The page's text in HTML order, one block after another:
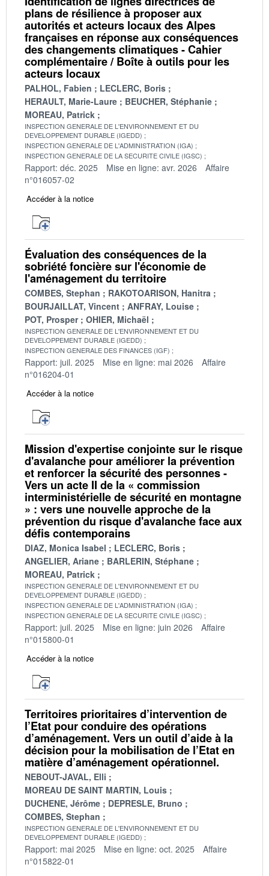
plans de résilience à proposer aux
autorités et acteurs locaux des Alpes
françaises en réponse aux conséquences
des changements climatiques - Cahier
complémentaire / Boîte à outils pour les
acteurs locaux
PALHOL, Fabien
LECLERC, Boris
HERAULT, Marie-Laure
BEUCHER, Stéphanie
MOREAU, Patrick
INSPECTION GENERALE DE L'ENVIRONNEMENT ET DU
DEVELOPPEMENT DURABLE (IGEDD)
INSPECTION GENERALE DE L'ADMINISTRATION (IGA)
INSPECTION GENERALE DE LA SECURITE CIVILE (IGSC)
Rapport: déc. 2025 Mise en ligne: avr. 2026
Affaire
n°016057-02
Accéder à la notice
Évaluation des conséquences de la
sobriété foncière sur l'économie de
l'aménagement du territoire
COMBES, Stephan
RAKOTOARISON, Hanitra
BOURJAILLAT, Vincent
ANFRAY, Louise
POT, Prosper
OHIER, Michaël
INSPECTION GENERALE DE L'ENVIRONNEMENT ET DU
DEVELOPPEMENT DURABLE (IGEDD)
INSPECTION GENERALE DES FINANCES (IGF)
Rapport: juil. 2025 Mise en ligne: mai 2026
Affaire
n°016204-01
Accéder à la notice
Mission d'expertise conjointe sur le risque
d'avalanche pour améliorer la prévention
et renforcer la sécurité des personnes -
Vers un acte II de la « commission
interministérielle de sécurité en montagne
» : vers une nouvelle approche de la
prévention du risque d'avalanche face aux
défis contemporains
DIAZ, Monica Isabel
LECLERC, Boris
ANGELIER, Ariane
BARLERIN, Stéphane
MOREAU, Patrick
INSPECTION GENERALE DE L'ENVIRONNEMENT ET DU
DEVELOPPEMENT DURABLE (IGEDD)
INSPECTION GENERALE DE L'ADMINISTRATION (IGA)
INSPECTION GENERALE DE LA SECURITE CIVILE (IGSC)
Rapport: juil. 2025 Mise en ligne: juin 2026
Affaire
n°015800-01
Accéder à la notice
Territoires prioritaires d’intervention de
l’Etat pour conduire des opérations
d’aménagement. Vers un outil d’aide à la
décision pour la mobilisation de l’Etat en
matière d’aménagement opérationnel.
NEBOUT-JAVAL, Elli
MOREAU DE SAINT MARTIN, Louis
DUCHENE, Jérôme
DEPRESLE, Bruno
COMBES, Stephan
INSPECTION GENERALE DE L'ENVIRONNEMENT ET DU
DEVELOPPEMENT DURABLE (IGEDD)
Rapport: mai 2025 Mise en ligne: oct. 2025
Affaire
n°015822-01